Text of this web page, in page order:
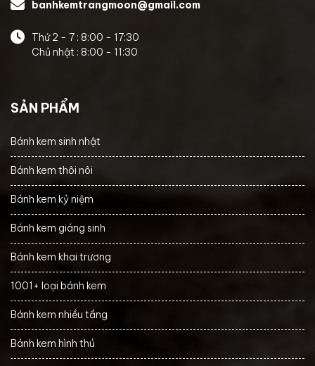
banhkemtrangmoon@gmail.com
Thứ 2 - 7 : 8:00 - 17:30
Chủ nhật : 8:00 - 11:30
SẢN PHẨM
Bánh kem sinh nhật
Bánh kem thôi nôi
Bánh kem kỷ niệm
Bánh kem giáng sinh
Bánh kem khai trương
1001+ loại bánh kem
Bánh kem nhiều tầng
Bánh kem hình thú